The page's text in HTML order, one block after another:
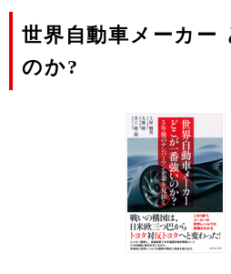
世界自動車メーカー
のか?